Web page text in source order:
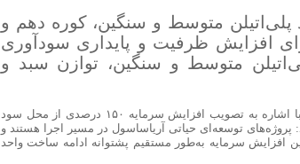
متوسط و سنگین، کوره دهم و
افزایش ظرفیت و پایداری سودآوری
شدن ۳۰۰ هزار تن پلی‌اتیلن متوسط و سنگین، توازن سبد و
به گزارش نیپنا به نقل از شرکت پلیمر آریاساسول، محمدرضا حیدرزاده با اشاره به تصویب افزایش سرمایه ۱۵۰ درصدی از محل سود
فوق‌العاده شرکت در چهارم آذر ۱۴۰۴ اظهار کرد: پروژه‌های توسعه‌ای حیاتی آریاساسول در مسیر اجرا هستند و
افزایش سرمایه به‌طور مستقیم پشتوانه ادامه ساخت واحد